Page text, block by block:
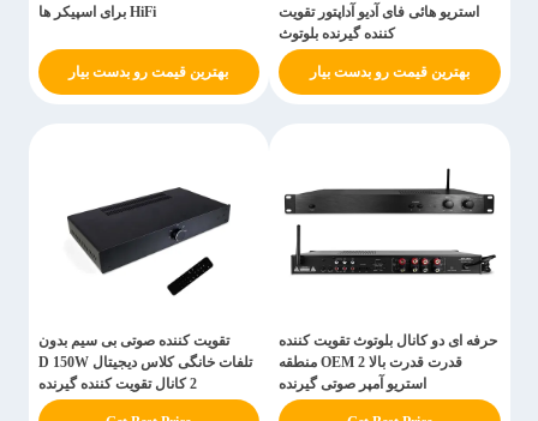
استریو هائی فای آدیو آداپتور تقویت
کننده گیرنده بلوتوث
بهترین قیمت رو بدست بیار
HiFi برای اسپیکر ها
بهترین قیمت رو بدست بیار
حرفه ای دو کانال بلوتوث تقویت کننده
قدرت قدرت بالا OEM 2 منطقه
استریو آمپر صوتی گیرنده
تقویت کننده صوتی بی سیم بدون
تلفات خانگی کلاس دیجیتال D 150W
2 کانال تقویت کننده گیرنده